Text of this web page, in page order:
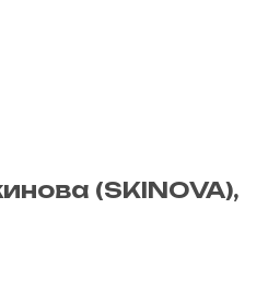
(SKINOVA),